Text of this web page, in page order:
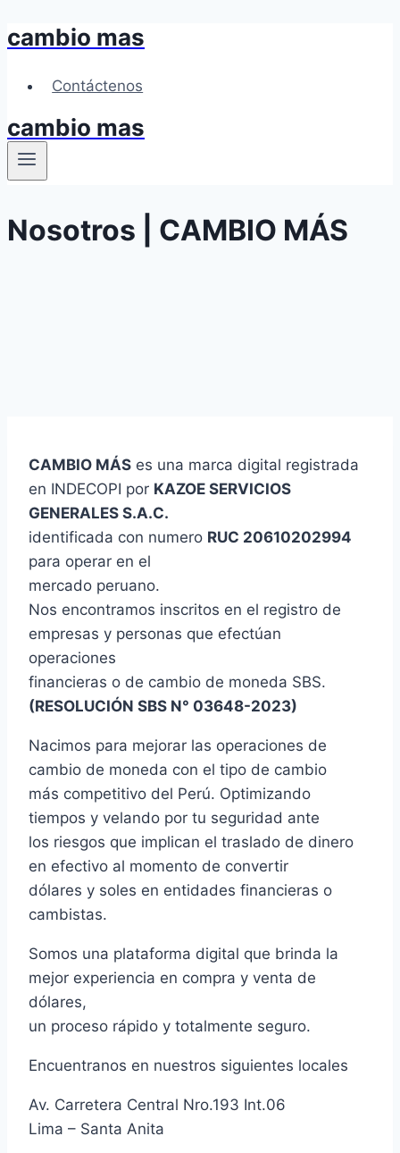
Skip
content
cambio mas
Contáctenos
cambio mas
Nosotros | CAMBIO MÁS
CAMBIO MÁS es una marca digital registrada
en INDECOPI por KAZOE SERVICIOS
GENERALES S.A.C.
identificada con numero RUC 20610202994
para operar en el
mercado peruano.
Nos encontramos inscritos en el registro de
empresas y personas que efectúan
operaciones
financieras o de cambio de moneda SBS.
(RESOLUCIÓN SBS N° 03648-2023)
Nacimos para mejorar las operaciones de
cambio de moneda con el tipo de cambio
más competitivo del Perú. Optimizando
tiempos y velando por tu seguridad ante
los riesgos que implican el traslado de dinero
en efectivo al momento de convertir
dólares y soles en entidades financieras o
cambistas.
Somos una plataforma digital que brinda la
mejor experiencia en compra y venta de
dólares,
un proceso rápido y totalmente seguro.
Encuentranos en nuestros siguientes locales
Av. Carretera Central Nro.193 Int.06
Lima – Santa Anita